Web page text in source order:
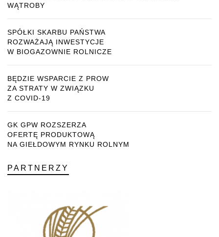
WĄTROBY
SPÓŁKI SKARBU PAŃSTWA
ROZWAŻAJĄ INWESTYCJE
W BIOGAZOWNIE ROLNICZE
BĘDZIE WSPARCIE Z PROW
ZA STRATY W ZWIĄZKU
Z COVID-19
GK GPW ROZSZERZA
OFERTĘ PRODUKTOWĄ
NA GIEŁDOWYM RYNKU ROLNYM
PARTNERZY